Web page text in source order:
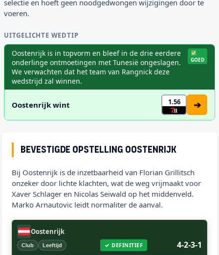
selectie en hoeft geen noodgedwongen wijzigingen door te
voeren.
UITGELICHTE WEDTIP
Oostenrijk is in topvorm en bleef in de drie eerdere
onderlinge ontmoetingen met Tunesië ongeslagen.
We verwachten dat het team van Rangnick deze
wedstrijd zal winnen.
GOED
Oostenrijk wint 1.56 ➔
Bevestigde opstelling Oostenrijk
Bij Oostenrijk is de inzetbaarheid van Florian Grillitsch
onzeker door lichte klachten, wat de weg vrijmaakt voor
Xaver Schlager en Nicolas Seiwald op het middenveld.
Marko Arnautovic leidt normaliter de aanval.
Oostenrijk
Club Leeftijd ✓ DEFINITIEF 4-2-3-1